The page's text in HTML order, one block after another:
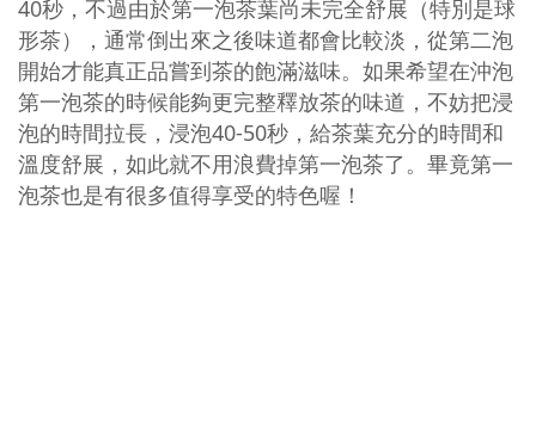
40秒，不過由於第一泡茶葉尚未完全舒展（特別是球
形茶），通常倒出來之後味道都會比較淡，從第二泡
開始才能真正品嘗到茶的飽滿滋味。如果希望在沖泡
第一泡茶的時候能夠更完整釋放茶的味道，不妨把浸
泡的時間拉長，浸泡40-50秒，給茶葉充分的時間和
溫度舒展，如此就不用浪費掉第一泡茶了。畢竟第一
泡茶也是有很多值得享受的特色喔！